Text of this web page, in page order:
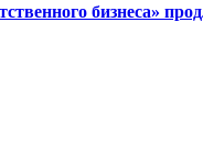
бизнеса»